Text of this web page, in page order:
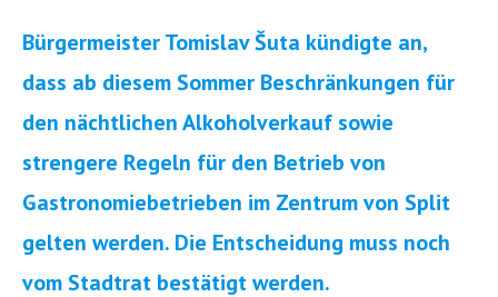
Bürgermeister Tomislav Šuta kündigte an,
dass ab diesem Sommer Beschränkungen für
den nächtlichen Alkoholverkauf sowie
strengere Regeln für den Betrieb von
Gastronomiebetrieben im Zentrum von Split
gelten werden. Die Entscheidung muss noch
vom Stadtrat bestätigt werden.